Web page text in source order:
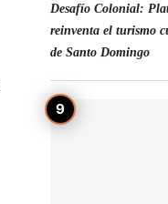
Desafío Colonial:
reinventa el turismo
de Santo Domingo